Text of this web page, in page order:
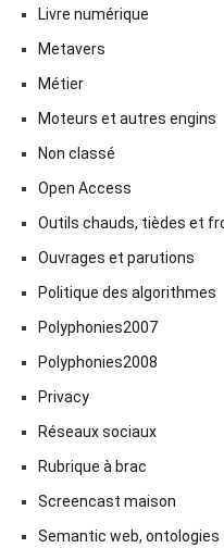
Livre numérique
Metavers
Métier
Moteurs et autres engins
Non classé
Open Access
Outils chauds, tièdes et
Ouvrages et parutions
Politique des algorithmes
Polyphonies2007
Polyphonies2008
Privacy
Réseaux sociaux
Rubrique à brac
Screencast maison
Semantic web, ontologies